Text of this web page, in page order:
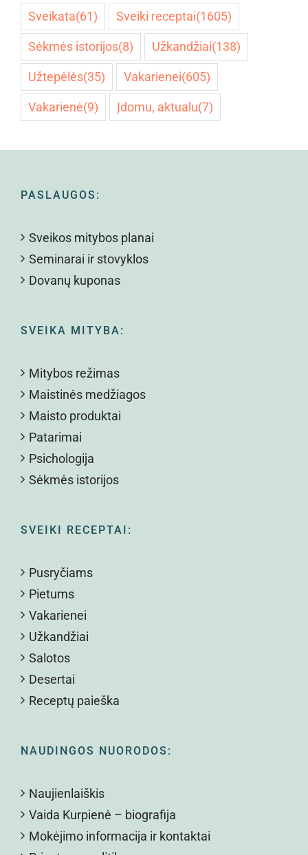
Sveikata(61) Sveiki receptai(1605)
Sėkmės istorijos(8) Užkandžiai(138)
Užtepėlės(35) Vakarienei(605)
Vakarienė(9) Įdomu, aktualu(7)
PASLAUGOS:
Sveikos mitybos planai
Seminarai ir stovyklos
Dovanų kuponas
SVEIKA MITYBA:
Mitybos režimas
Maistinės medžiagos
Maisto produktai
Patarimai
Psichologija
Sėkmės istorijos
SVEIKI RECEPTAI:
Pusryčiams
Pietums
Vakarienei
Užkandžiai
Salotos
Desertai
Receptų paieška
NAUDINGOS NUORODOS:
Naujienlaiškis
Vaida Kurpienė – biografija
Mokėjimo informacija ir kontaktai